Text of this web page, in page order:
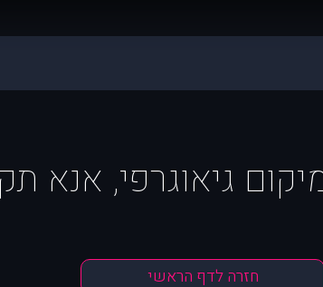
גיאוגרפי, אנא
חזרה לדף הראשי